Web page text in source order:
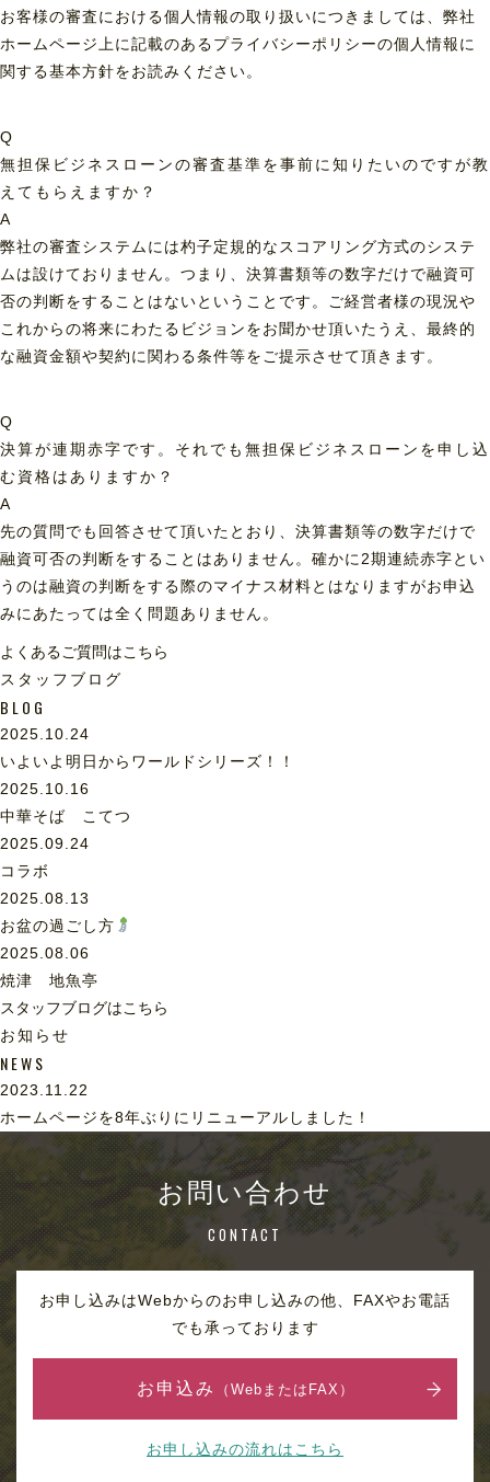
お客様の審査における個人情報の取り扱いにつきましては、弊社
ホームページ上に記載のあるプライバシーポリシーの個人情報に
関する基本方針をお読みください。
Q
無担保ビジネスローンの審査基準を事前に知りたいのですが教
えてもらえますか？
A
弊社の審査システムには杓子定規的なスコアリング方式のシステ
ムは設けておりません。つまり、決算書類等の数字だけで融資可
否の判断をすることはないということです。ご経営者様の現況や
これからの将来にわたるビジョンをお聞かせ頂いたうえ、最終的
な融資金額や契約に関わる条件等をご提示させて頂きます。
Q
決算が連期赤字です。それでも無担保ビジネスローンを申し込
む資格はありますか？
A
先の質問でも回答させて頂いたとおり、決算書類等の数字だけで
融資可否の判断をすることはありません。確かに2期連続赤字とい
うのは融資の判断をする際のマイナス材料とはなりますがお申込
みにあたっては全く問題ありません。
よくあるご質問はこちら
スタッフブログ
BLOG
2025.10.24
いよいよ明日からワールドシリーズ！！
2025.10.16
中華そば こてつ
2025.09.24
コラボ
2025.08.13
お盆の過ごし方
2025.08.06
焼津 地魚亭
スタッフブログはこちら
お知らせ
NEWS
2023.11.22
ホームページを8年ぶりにリニューアルしました！
お問い合わせ
CONTACT
お申し込みはWebからのお申し込みの他、FAXやお電話
でも承っております
お申込み （WebまたはFAX）
お申し込みの流れはこちら